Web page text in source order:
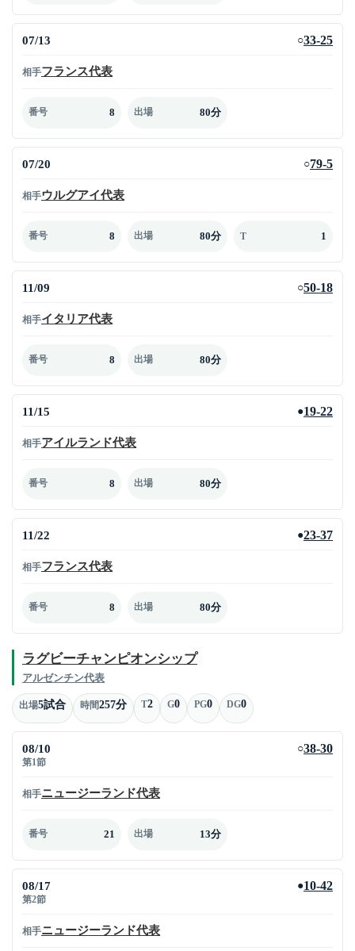
07/13 ○33-25
相手フランス代表
番号 8 出場 80分
07/20 ○79-5
相手ウルグアイ代表
番号 8 出場 80分 T 1
11/09 ○50-18
相手イタリア代表
番号 8 出場 80分
11/15 ●19-22
相手アイルランド代表
番号 8 出場 80分
11/22 ●23-37
相手フランス代表
番号 8 出場 80分
ラグビーチャンピオンシップ
アルゼンチン代表
出場5試合 時間257分 T2 G0 PG0 DG0
08/10
第1節
○38-30
相手ニュージーランド代表
番号 21 出場 13分
08/17
第2節
●10-42
相手ニュージーランド代表